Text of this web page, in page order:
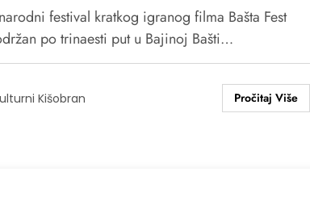
festival kratkog igranog filma Bašta Fest
po trinaesti put u Bajinoj Bašti…
Kišobran